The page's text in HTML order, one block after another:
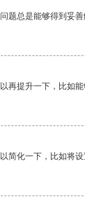
题总是能够得到妥善
再提升一下，比如能
简化一下，比如将设